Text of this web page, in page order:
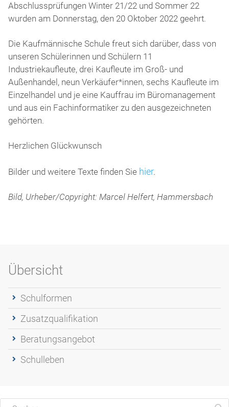
Abschlussprüfungen Winter 21/22 und Sommer 22
wurden am Donnerstag, den 20 Oktober 2022 geehrt.
Die Kaufmännische Schule freut sich darüber, dass von
unseren Schülerinnen und Schülern 11
Industriekaufleute, drei Kaufleute im Groß- und
Außenhandel, neun Verkäufer*innen, sechs Kaufleute im
Einzelhandel und je eine Kauffrau im Büromanagement
und aus ein Fachinformatiker zu den ausgezeichneten
gehörten.
Herzlichen Glückwunsch
Bilder und weitere Texte finden Sie hier.
Bild, Urheber/Copyright: Marcel Helfert, Hammersbach
Übersicht
Schulformen
Zusatzqualifikation
Beratungsangebot
Schulleben
Suchen